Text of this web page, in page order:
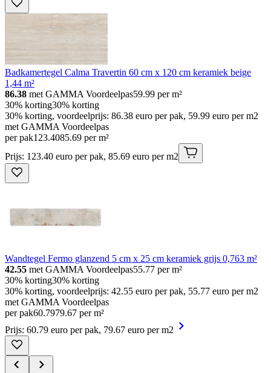
Badkamertegel Calma Travertin 60 cm x 120 cm keramiek beige
1,44 m²
86.38 met GAMMA Voordeelpas59.99 per m²
30% korting30% korting
30% korting, voordeelprijs: 86.38 euro per pak, 59.99 euro per m2
met GAMMA Voordeelpas
per pak123.4085.69 per m²
Prijs: 123.40 euro per pak, 85.69 euro per m2
Wandtegel Fermo glanzend 5 cm x 25 cm keramiek grijs 0,763 m²
42.55 met GAMMA Voordeelpas55.77 per m²
30% korting30% korting
30% korting, voordeelprijs: 42.55 euro per pak, 55.77 euro per m2
met GAMMA Voordeelpas
per pak60.7979.67 per m²
Prijs: 60.79 euro per pak, 79.67 euro per m2